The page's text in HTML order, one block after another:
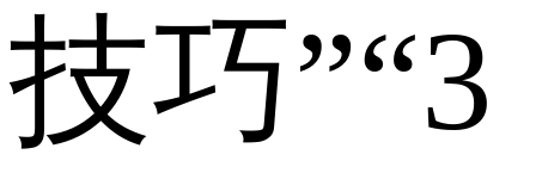
技巧”“3